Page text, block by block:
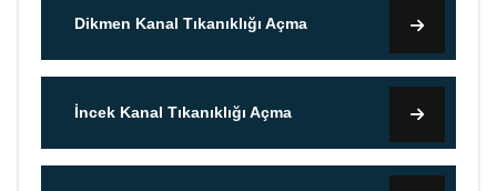
Dikmen Kanal Tıkanıklığı Açma
İncek Kanal Tıkanıklığı Açma